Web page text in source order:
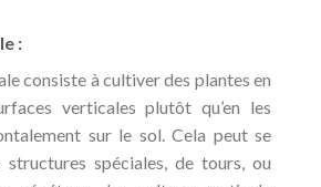
:
consiste à cultiver des plantes en
verticales plutôt qu’en les
sur le sol. Cela peut se
structures spéciales, de tours, ou